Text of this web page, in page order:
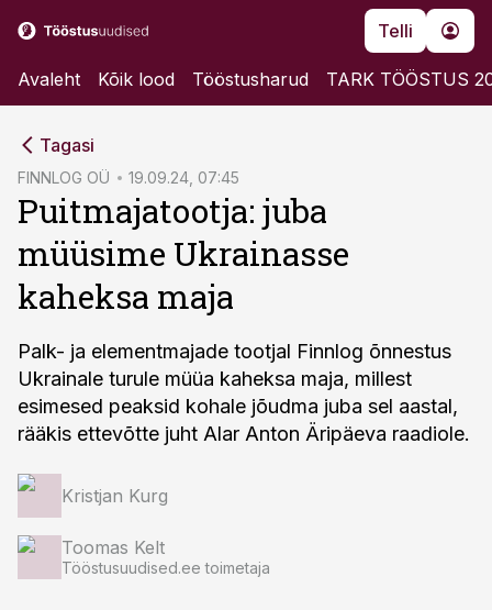
Telli
Avaleht Kõik lood Tööstusharud TARK TÖÖSTUS
Tagasi
FINNLOG OÜ 19.09.24, 07:45
Puitmajatootja: juba
müüsime Ukrainasse
kaheksa maja
Palk- ja elementmajade tootjal Finnlog õnnestus
Ukrainale turule müüa kaheksa maja, millest
esimesed peaksid kohale jõudma juba sel aastal,
rääkis ettevõtte juht Alar Anton Äripäeva raadiole.
Kristjan Kurg
Toomas Kelt
Tööstusuudised.ee toimetaja